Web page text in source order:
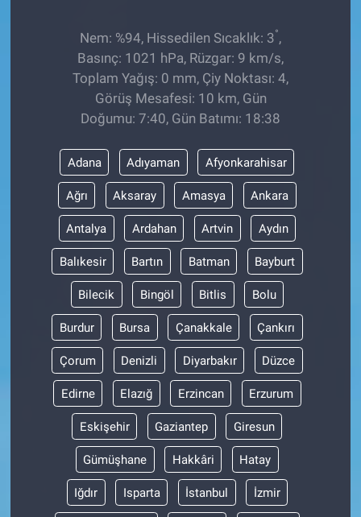
Nem: %94, Hissedilen Sıcaklık: 3°,
Basınç: 1021 hPa, Rüzgar: 9 km/s,
Toplam Yağış: 0 mm, Çiy Noktası: 4,
Görüş Mesafesi: 10 km, Gün
Doğumu: 7:40, Gün Batımı: 18:38
Adana Adıyaman Afyonkarahisar
Ağrı Aksaray Amasya Ankara
Antalya Ardahan Artvin Aydın
Balıkesir Bartın Batman Bayburt
Bilecik Bingöl Bitlis Bolu
Burdur Bursa Çanakkale Çankırı
Çorum Denizli Diyarbakır Düzce
Edirne Elazığ Erzincan Erzurum
Eskişehir Gaziantep Giresun
Gümüşhane Hakkâri Hatay
Iğdır Isparta İstanbul İzmir